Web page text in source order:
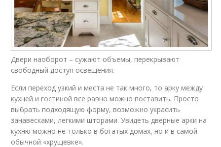
Двери наоборот – сужают объемы, перекрывают
свободный доступ освещения.
Если переход узкий и места не так много, то арку между
кухней и гостиной все равно можно поставить. Просто
выбрать подходящую форму, возможно украсить
занавесками, легкими шторами. Увидеть дверные арки на
кухню можно не только в богатых домах, но и в самой
обычной «хрущевке».